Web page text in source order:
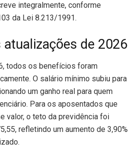
integralmente, conforme
da Lei 8.213/1991.
de 2026
todos os benefícios foram
O salário mínimo subiu para
um ganho real para quem
Para os aposentados que
valor, o teto da previdência foi
refletindo um aumento de 3,90%